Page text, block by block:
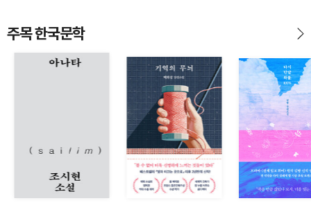
주목 한국문학